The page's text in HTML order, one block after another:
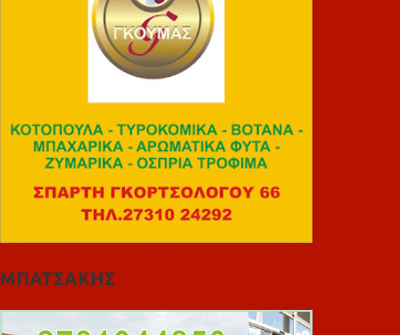
ΜΠΑΤΣΑΚΗΣ